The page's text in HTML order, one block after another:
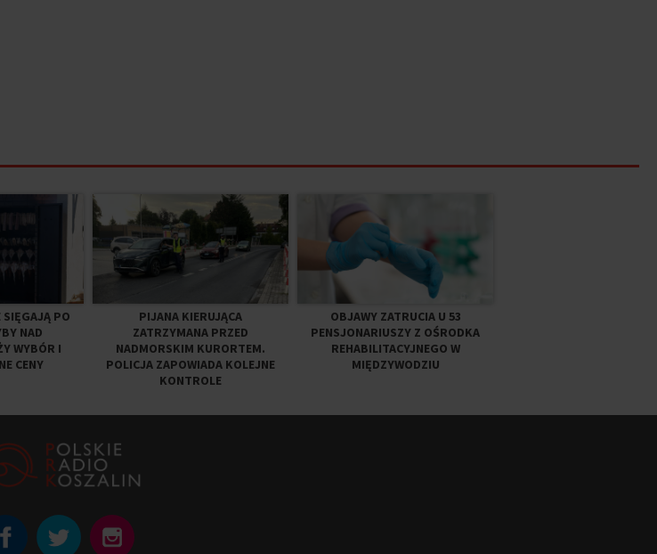
SIĘGAJĄ PO
NAD
WYBÓR I
CENY
PIJANA KIERUJĄCA
ZATRZYMANA PRZED
NADMORSKIM KURORTEM.
POLICJA ZAPOWIADA KOLEJNE
KONTROLE
OBJAWY ZATRUCIA U 53
PENSJONARIUSZY Z OŚRODKA
REHABILITACYJNEGO W
MIĘDZYWODZIU